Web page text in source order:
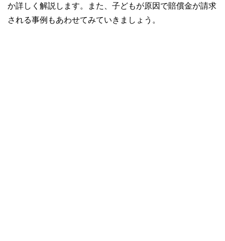
か詳しく解説します。また、子どもが原因で賠償金が請求
される事例もあわせてみていきましょう。